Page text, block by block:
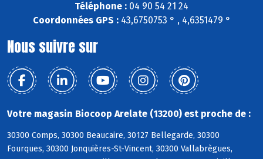
Téléphone : 04 90 54 21 24
Coordonnées GPS :43,6750753 ° , 4,6351479 °
Nous suivre sur
Votre magasin Biocoop Arelate (13200) est proche de :
30300 Comps, 30300 Beaucaire, 30127 Bellegarde, 30300
Fourques, 30300 Jonquières-St-Vincent, 30300 Vallabrègues,